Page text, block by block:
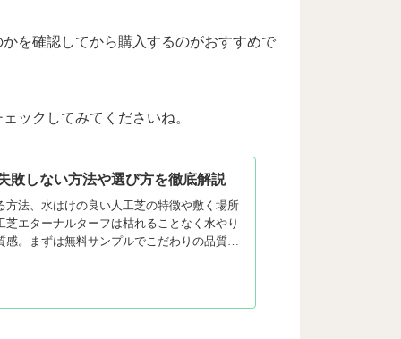
を確認してから購入するのがおすすめで
ックしてみてくださいね。
敗しない方法や選び方を徹底解説
法、水はけの良い人工芝の特徴や敷く場所
エターナルターフは枯れることなく水やり
。まずは無料サンプルでこだわりの品質を